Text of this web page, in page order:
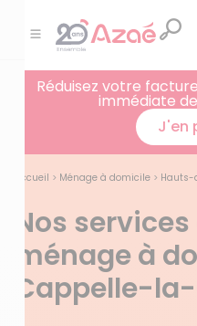
Réduisez votre
immédiate
J'en
Accueil > Ménage à domicile > Hauts-
Nos
ménage à
Cappelle-